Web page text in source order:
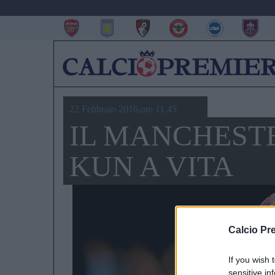
Calcio
If you wish
sensitive
22 Febbraio 2016,ore 11.45
IL
KUN A VITA